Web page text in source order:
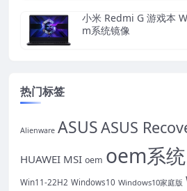
小米 Redmi G 游戏本
m系统镜像
热门标签
Alienware ASUSASUS
HUAWEI MSI oem oem系统
Win11-22H2 Windows10 Windows10家庭版